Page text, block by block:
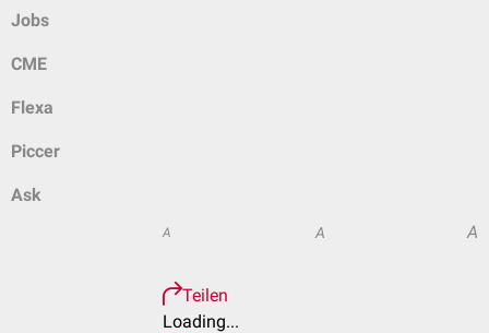
Jobs
CME
Flexa
Piccer
Ask
A A A
Teilen
Loading...